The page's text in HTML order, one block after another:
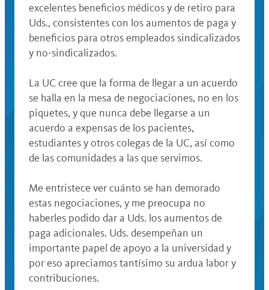
excelentes beneficios médicos y de retiro para
Uds., consistentes con los aumentos de paga y
beneficios para otros empleados sindicalizados
y no-sindicalizados.
La UC cree que la forma de llegar a un acuerdo
se halla en la mesa de negociaciones, no en los
piquetes, y que nunca debe llegarse a un
acuerdo a expensas de los pacientes,
estudiantes y otros colegas de la UC, así como
de las comunidades a las que servimos.
Me entristece ver cuánto se han demorado
estas negociaciones, y me preocupa no
haberles podido dar a Uds. los aumentos de
paga adicionales. Uds. desempeñan un
importante papel de apoyo a la universidad y
por eso apreciamos tantísimo su ardua labor y
contribuciones.